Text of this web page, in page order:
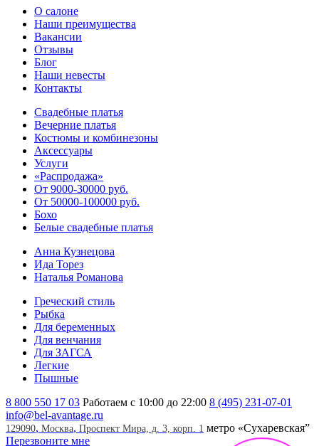
О салоне
Наши преимущества
Вакансии
Отзывы
Блог
Наши невесты
Контакты
Свадебные платья
Вечерние платья
Костюмы и комбинезоны
Аксессуары
Услуги
«Распродажа»
От 9000-30000 руб.
От 50000-100000 руб.
Бохо
Белые свадебные платья
Анна Кузнецова
Ида Торез
Наталья Романова
Греческий стиль
Рыбка
Для беременных
Для венчания
Для ЗАГСА
Легкие
Пышные
8 800 550 17 03 Работаем с 10:00 до 22:00 8 (495) 231-07-01
info@bel-avantage.ru
129090, Москва, Проспект Мира, д. 3, корп. 1 метро «Сухаревская”
Перезвоните мне